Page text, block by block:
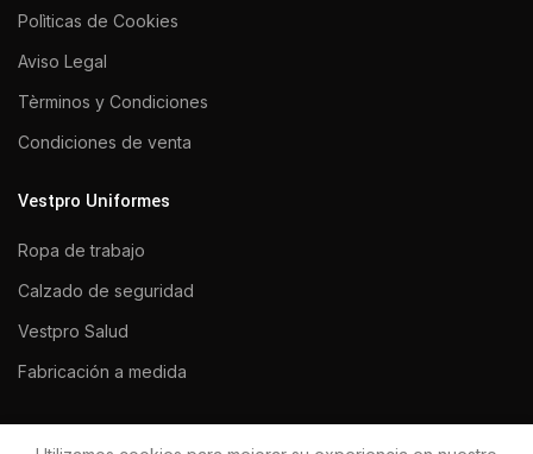
Polìticas de Cookies
Aviso Legal
Tèrminos y Condiciones
Condiciones de venta
Vestpro Uniformes
Ropa de trabajo
Calzado de seguridad
Vestpro Salud
Fabricación a medida